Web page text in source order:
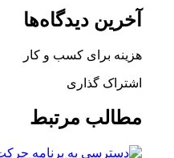
آخرین دیدگاه‌ها
هزینه برای کسب و کار
اشتراک گذاری
مطالب مرتبط